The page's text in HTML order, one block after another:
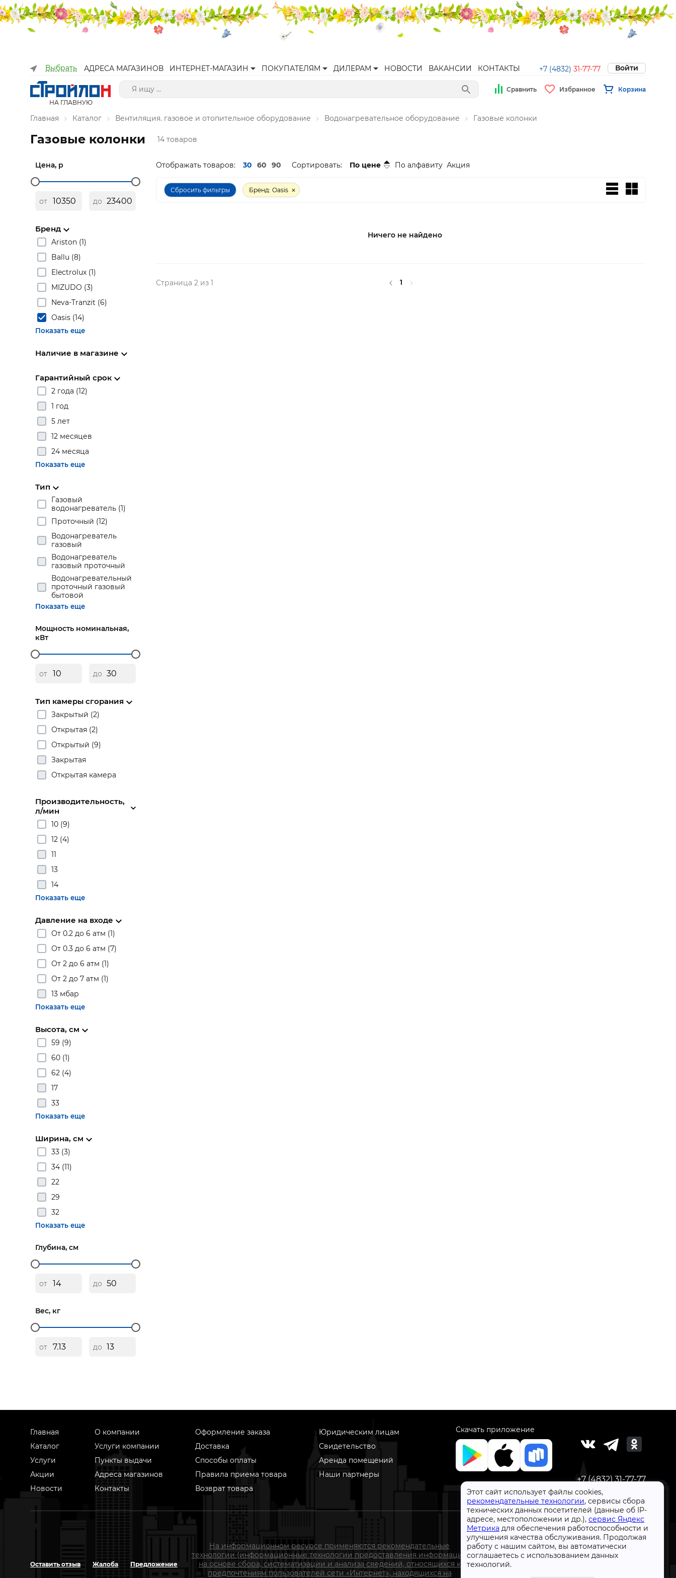
Выбрать АДРЕСА МАГАЗИНОВ ИНТЕРНЕТ-МАГАЗИН ПОКУПАТЕЛЯМ ДИЛЕРАМ НОВОСТИ ВАКАНСИИ КОНТАКТЫ +7 (4832) 31-77-77 Войти
НА ГЛАВНУЮ
Сравнить Избранное Корзина
Главная Каталог Вентиляция. газовое и отопительное оборудование Водонагревательное оборудование Газовые колонки
Этот сайт использует файлы cookies,
рекомендательные технологии, сервисы сбора
технических данных посетителей (данные об IP-
адресе, местоположении и др.), сервис Яндекс
Метрика для обеспечения работоспособности и
улучшения качества обслуживания. Продолжая
работу с нашим сайтом, вы автоматически
соглашаетесь с использованием данных
технологий.
Газовые колонки 14 товаров
Цена, р
от до
Бренд
Ariston (1)
Ballu (8)
Electrolux (1)
MIZUDO (3)
Neva-Tranzit (6)
Oasis (14)
Показать еще
Наличие в магазине
Гарантийный срок
2 года (12)
1 год
5 лет
12 месяцев
24 месяца
Показать еще
Тип
Газовый
водонагреватель (1)
Проточный (12)
Водонагреватель
газовый
Водонагреватель
газовый проточный
Водонагревательный
проточный газовый
бытовой
Показать еще
Мощность номинальная,
кВт
от до
Тип камеры сгорания
Закрытый (2)
Открытая (2)
Открытый (9)
Закрытая
Открытая камера
Производительность,
л/мин
10 (9)
12 (4)
11
13
14
Показать еще
Давление на входе
От 0.2 до 6 атм (1)
От 0.3 до 6 атм (7)
От 2 до 6 атм (1)
От 2 до 7 атм (1)
13 мбар
Показать еще
Высота, см
59 (9)
60 (1)
62 (4)
17
33
Показать еще
Ширина, см
33 (3)
34 (11)
22
29
32
Показать еще
Глубина, см
от до
Вес, кг
от до
Отображать товаров: 30 60 90 Сортировать: По цене По алфавиту Акция
Сбросить фильтры Бренд: Oasis
Ничего не найдено
Страница 2 из 1 1
Главная
Каталог
Услуги
Акции
Новости
О компании
Услуги компании
Пункты выдачи
Адреса магазинов
Контакты
Оформление заказа
Доставка
Способы оплаты
Правила приема товара
Возврат товара
Юридическим лицам
Свидетельство
Аренда помещений
Наши партнеры
Скачать приложение
+7 (4832) 31-77-77
Оставить отзыв Жалоба Предложение
На информационном ресурсе применяются рекомендательные
технологии (информационные технологии предоставления информации
на основе сбора, систематизации и анализа сведений, относящихся к
предпочтениям пользователей сети «Интернет», находящихся на
СтройлоН 1998-2026 г.
Публичная оферта
Обработка персональных данных